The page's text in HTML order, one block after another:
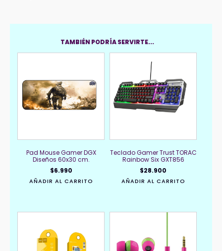
TAMBIÉN PODRÍA SERVIRTE...
Pad Mouse Gamer DGX
Diseños 60x30 cm.
$6.990
AÑADIR AL CARRITO
Teclado Gamer Trust TORAC
Rainbow Six GXT856
$28.900
AÑADIR AL CARRITO